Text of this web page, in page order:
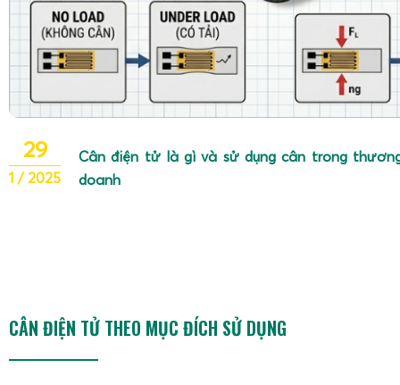
29
1 / 2025
Cân điện tử là gì và sử dụng cân trong
doanh
CÂN ĐIỆN TỬ THEO MỤC ĐÍCH SỬ DỤNG